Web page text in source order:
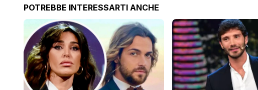
POTREBBE INTERESSARTI ANCHE